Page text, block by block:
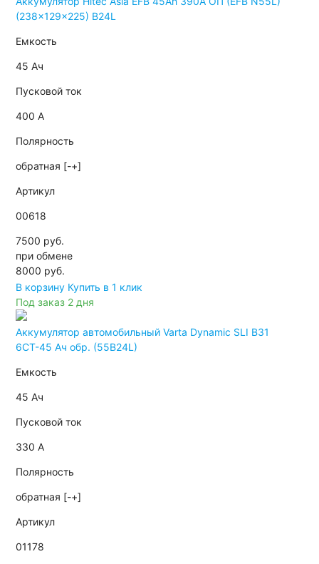
(238x129x225) B24L
Емкость
45 Ач
Пусковой ток
400 А
Полярность
обратная [-+]
Артикул
00618
7500 руб.
при обмене
8000 руб.
В корзину Купить в 1 клик
Под заказ 2 дня
Аккумулятор автомобильный Varta Dynamic SLI B31
6СТ-45 Ач обр. (55B24L)
Емкость
45 Ач
Пусковой ток
330 А
Полярность
обратная [-+]
Артикул
01178